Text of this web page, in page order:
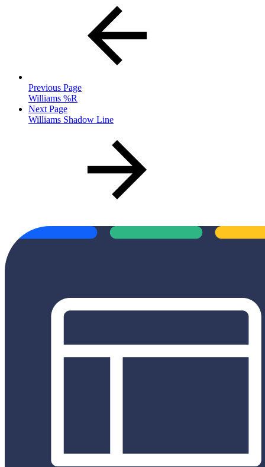
Previous Page
Williams %R
Next Page
Williams Shadow Line